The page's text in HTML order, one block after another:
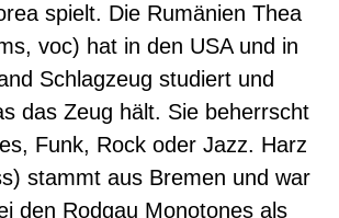
spielt. Die Rumänien Thea
voc) hat in den USA und in
Schlagzeug studiert und
das Zeug hält. Sie beherrscht
Funk, Rock oder Jazz. Harz
stammt aus Bremen und war
den Rodgau Monotones als